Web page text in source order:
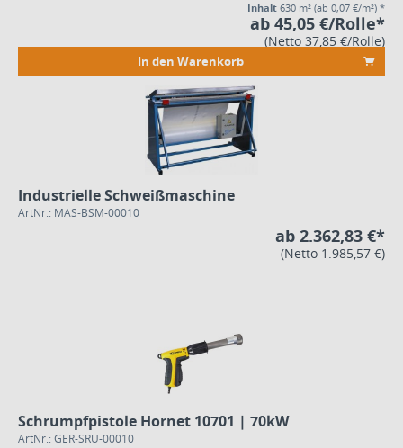
Inhalt 630 m² (ab 0,07 €/m²) *
ab 45,05 €/Rolle*
(Netto 37,85 €/Rolle)
In den Warenkorb
Industrielle Schweißmaschine
ArtNr.: MAS-BSM-00010
ab 2.362,83 €*
(Netto 1.985,57 €)
Schrumpfpistole Hornet 10701 | 70kW
ArtNr.: GER-SRU-00010